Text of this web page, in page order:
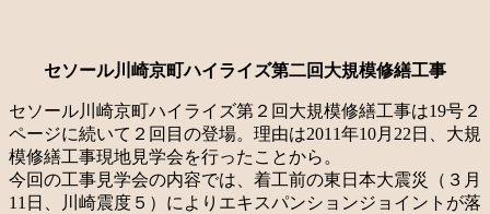
セソール川崎京町ハイライズ第二回大規模修繕工事
セソール川崎京町ハイライズ第２回大規模修繕工事は19号２
ページに続いて２回目の登場。理由は2011年10月22日、大規
模修繕工事現地見学会を行ったことから。
今回の工事見学会の内容では、着工前の東日本大震災（３月
11日、川崎震度５）によりエキスパンションジョイントが落